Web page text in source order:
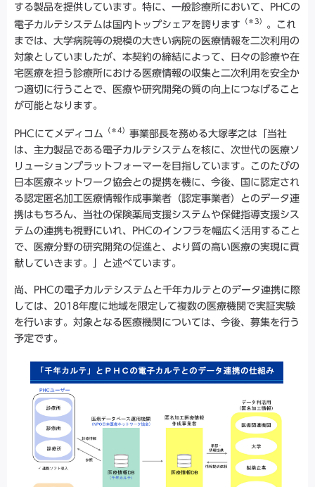
する製品を提供しています。特に、一般診療所において、PHCの
電子カルテシステムは国内トップシェアを誇ります （＊3） 。これ
までは、大学病院等の規模の大きい病院の医療情報を二次利用の
対象としていましたが、本契約の締結によって、日々の診療や在
宅医療を担う診療所における医療情報の収集と二次利用を安全か
つ適切に行うことで、医療や研究開発の質の向上につなげること
が可能となります。
PHCにてメディコム （＊4） 事業部長を務める大塚孝之は「当社
は、主力製品である電子カルテシステムを核に、次世代の医療ソ
リューションプラットフォーマーを目指しています。このたびの
日本医療ネットワーク協会との提携を機に、今後、国に認定され
る認定匿名加工医療情報作成事業者（認定事業者）とのデータ連
携はもちろん、当社の保険薬局支援システムや保健指導支援シス
テムの連携も視野にいれ、PHCのインフラを幅広く活用すること
で、医療分野の研究開発の促進と、より質の高い医療の実現に貢
献していきます。」と述べています。
尚、PHCの電子カルテシステムと千年カルテとのデータ連携に際
しては、2018年度に地域を限定して複数の医療機関で実証実験
を行います。対象となる医療機関については、今後、募集を行う
予定です。